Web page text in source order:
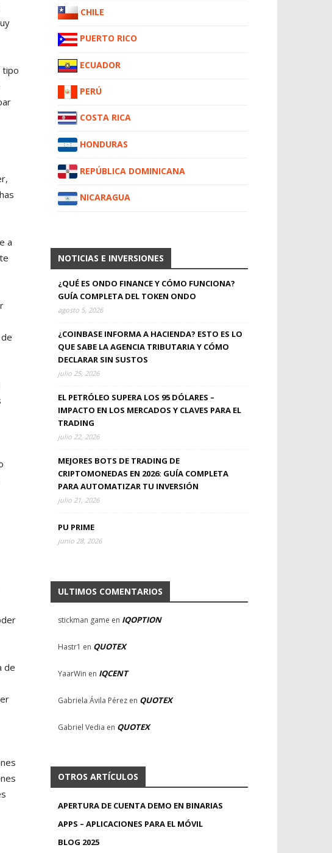
tipo
a
de
CHILE
PUERTO RICO
ECUADOR
PERÚ
COSTA RICA
HONDURAS
REPÚBLICA DOMINICANA
NICARAGUA
NOTICIAS E INVERSIONES
¿QUÉ ES ONDO FINANCE Y CÓMO FUNCIONA?
GUÍA COMPLETA DEL TOKEN ONDO
agosto 5, 2026
¿COINBASE INFORMA A HACIENDA? ESTO ES LO
QUE SABE LA AGENCIA TRIBUTARIA Y CÓMO
DECLARAR SIN SUSTOS
julio 25, 2026
EL PETRÓLEO SUPERA LOS 95 DÓLARES –
IMPACTO EN LOS MERCADOS Y CLAVES PARA EL
TRADING
julio 22, 2026
MEJORES BOTS DE TRADING DE
CRIPTOMONEDAS EN 2026: GUÍA COMPLETA
PARA AUTOMATIZAR TU INVERSIÓN
julio 21, 2026
PU PRIME
junio 28, 2026
ULTIMOS COMENTARIOS
stickman game en IQOPTION
Hastr1 en QUOTEX
YaarWin en IQCENT
Gabriela Ávila Pérez en QUOTEX
Gabriel Vedia en QUOTEX
OTROS ARTÍCULOS
APERTURA DE CUENTA DEMO EN BINARIAS
APPS – APLICACIONES PARA EL MÓVIL
BLOG 2025